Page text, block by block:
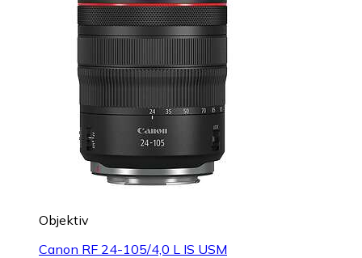
Objektiv
Canon RF 24-105/4,0 L IS USM